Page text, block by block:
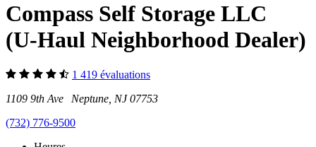
Compass Self Storage LLC
(U-Haul Neighborhood Dealer)
1 419 évaluations
1109 9th Ave Neptune, NJ 07753
(732) 776-9500